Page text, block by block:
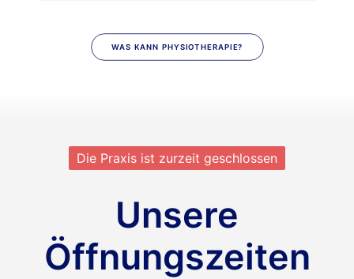
WAS KANN PHYSIOTHERAPIE?
Die Praxis ist zurzeit geschlossen
Unsere
Öffnungszeiten